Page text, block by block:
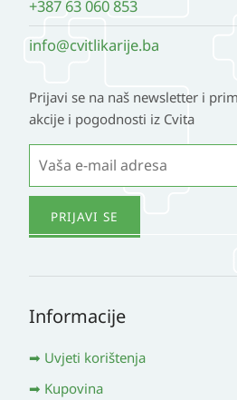
+387 63 060 853
info@cvitlikarije.ba
Prijavi se na naš newsletter i
akcije i pogodnosti iz Cvita
Informacije
Uvjeti korištenja
Kupovina